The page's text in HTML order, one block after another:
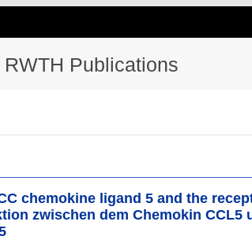
RWTH Publications
chemokine ligand 5 and the
zwischen dem Chemokin CCL5